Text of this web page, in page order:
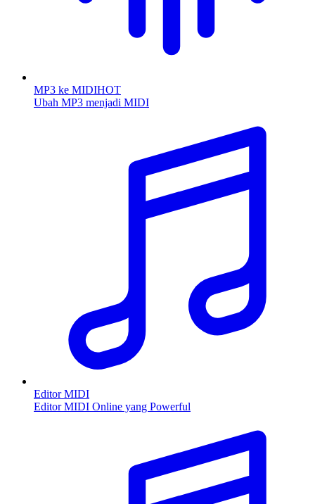
MP3 ke MIDIHOT
Ubah MP3 menjadi MIDI
Editor MIDI
Editor MIDI Online yang Powerful